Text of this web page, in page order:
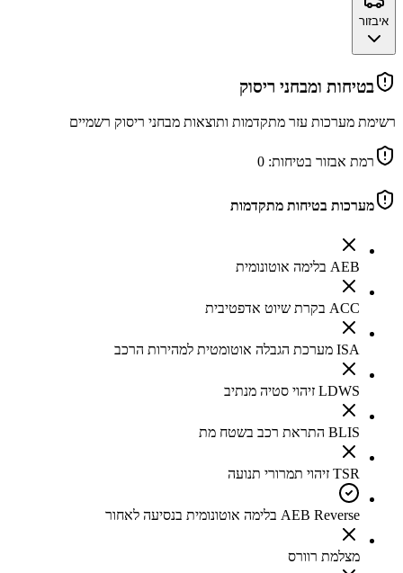
איבזור
בטיחות ומבחני ריסוק
רשימת מערכות עזר מתקדמות ותוצאות מבחני ריסוק רשמיים
רמת אבזור בטיחות: 0
מערכות בטיחות מתקדמות
AEB בלימה אוטונומית
ACC בקרת שיוט אדפטיבית
ISA מערכת הגבלה אוטומטית למהירות הרכב
LDWS זיהוי סטיה מנתיב
BLIS התראת רכב בשטח מת
TSR זיהוי תמרורי תנועה
AEB Reverse בלימה אוטונומית בנסיעה לאחור
מצלמת רוורס